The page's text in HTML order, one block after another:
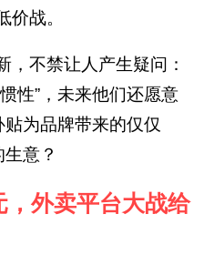
价战。
，不禁让人产生疑问：
性”，未来他们还愿意
贴为品牌带来的仅仅
意？
外卖平台大战给